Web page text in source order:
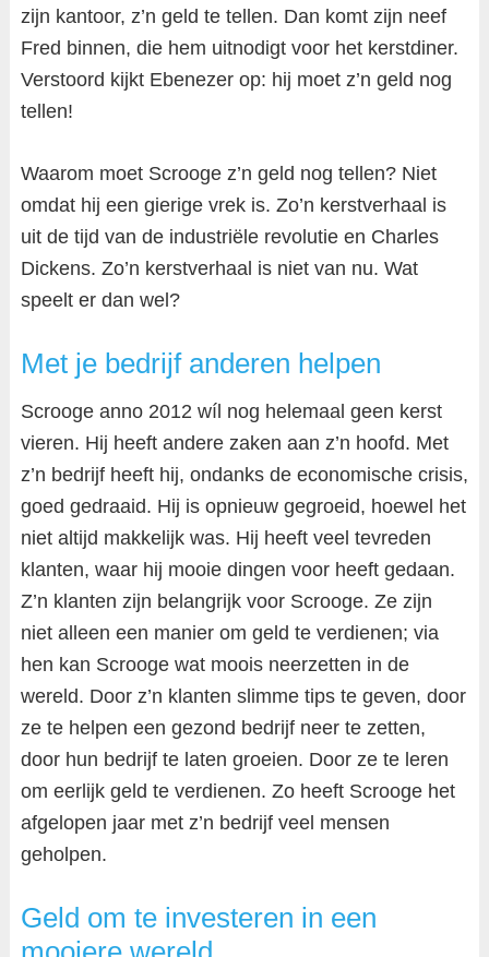
zijn kantoor, z’n geld te tellen. Dan komt zijn neef
Fred binnen, die hem uitnodigt voor het kerstdiner.
Verstoord kijkt Ebenezer op: hij moet z’n geld nog
tellen!
Waarom moet Scrooge z’n geld nog tellen? Niet
omdat hij een gierige vrek is. Zo’n kerstverhaal is
uit de tijd van de industriële revolutie en Charles
Dickens. Zo’n kerstverhaal is niet van nu. Wat
speelt er dan wel?
Met je bedrijf anderen helpen
Scrooge anno 2012 wíl nog helemaal geen kerst
vieren. Hij heeft andere zaken aan z’n hoofd. Met
z’n bedrijf heeft hij, ondanks de economische crisis,
goed gedraaid. Hij is opnieuw gegroeid, hoewel het
niet altijd makkelijk was. Hij heeft veel tevreden
klanten, waar hij mooie dingen voor heeft gedaan.
Z’n klanten zijn belangrijk voor Scrooge. Ze zijn
niet alleen een manier om geld te verdienen; via
hen kan Scrooge wat moois neerzetten in de
wereld. Door z’n klanten slimme tips te geven, door
ze te helpen een gezond bedrijf neer te zetten,
door hun bedrijf te laten groeien. Door ze te leren
om eerlijk geld te verdienen. Zo heeft Scrooge het
afgelopen jaar met z’n bedrijf veel mensen
geholpen.
Geld om te investeren in een